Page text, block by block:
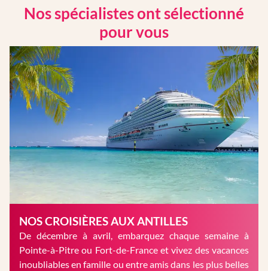
Nos spécialistes ont sélectionné
pour vous
NOS CROISIÈRES AUX ANTILLES
De décembre à avril, embarquez chaque semaine à
Pointe-à-Pitre ou Fort-de-France et vivez des vacances
inoubliables en famille ou entre amis dans les plus belles